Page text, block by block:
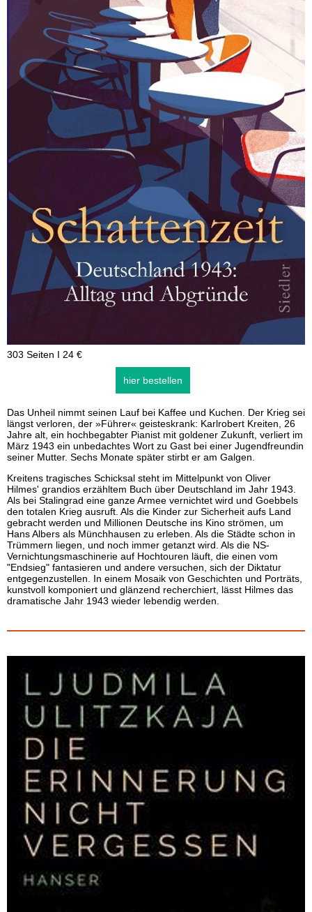
303 Seiten I 24 €
hier bestellen
Das Unheil nimmt seinen Lauf bei Kaffee und Kuchen. Der Krieg sei
längst verloren, der »Führer« geisteskrank: Karlrobert Kreiten, 26
Jahre alt, ein hochbegabter Pianist mit goldener Zukunft, verliert im
März 1943 ein unbedachtes Wort zu Gast bei einer Jugendfreundin
seiner Mutter. Sechs Monate später stirbt er am Galgen.
Kreitens tragisches Schicksal steht im Mittelpunkt von Oliver
Hilmes' grandios erzähltem Buch über Deutschland im Jahr 1943.
Als bei Stalingrad eine ganze Armee vernichtet wird und Goebbels
den totalen Krieg ausruft. Als die Kinder zur Sicherheit aufs Land
gebracht werden und Millionen Deutsche ins Kino strömen, um
Hans Albers als Münchhausen zu erleben. Als die Städte schon in
Trümmern liegen, und noch immer getanzt wird. Als die NS-
Vernichtungsmaschinerie auf Hochtouren läuft, die einen vom
"Endsieg" fantasieren und andere versuchen, sich der Diktatur
entgegenzustellen. In einem Mosaik von Geschichten und Porträts,
kunstvoll komponiert und glänzend recherchiert, lässt Hilmes das
dramatische Jahr 1943 wieder lebendig werden.